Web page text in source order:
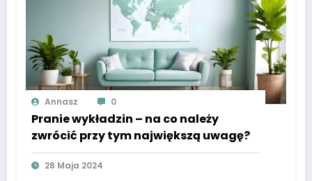
Annasz 0
Pranie wykładzin – na co należy
zwrócić przy tym największą uwagę?
28 Maja 2024